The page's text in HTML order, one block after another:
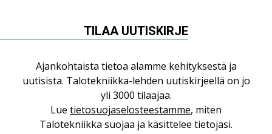
LEHDEN ARTIKKELIT,TILAAJILLE
TILAA UUTISKIRJE
Ajankohtaista tietoa alamme kehityksestä ja
uutisista. Talotekniikka-lehden uutiskirjeellä on jo
yli 3000 tilaajaa.
Lue tietosuojaselosteestamme, miten
Talotekniikka suojaa ja käsittelee tietojasi.